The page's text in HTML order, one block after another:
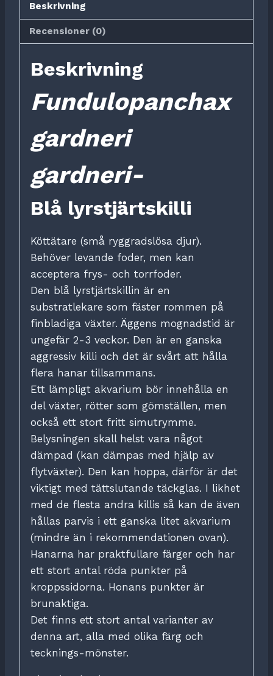
Beskrivning
Recensioner (0)
Beskrivning
Fundulopanchax
gardneri
gardneri-
Blå lyrstjärtskilli
Köttätare (små ryggradslösa djur).
Behöver levande foder, men kan
acceptera frys- och torrfoder.
Den blå lyrstjärtskillin är en
substratlekare som fäster rommen på
finbladiga växter. Äggens mognadstid är
ungefär 2-3 veckor. Den är en ganska
aggressiv killi och det är svårt att hålla
flera hanar tillsammans.
Ett lämpligt akvarium bör innehålla en
del växter, rötter som gömställen, men
också ett stort fritt simutrymme.
Belysningen skall helst vara något
dämpad (kan dämpas med hjälp av
flytväxter). Den kan hoppa, därför är det
viktigt med tättslutande täckglas. I likhet
med de flesta andra killis så kan de även
hållas parvis i ett ganska litet akvarium
(mindre än i rekommendationen ovan).
Hanarna har praktfullare färger och har
ett stort antal röda punkter på
kroppssidorna. Honans punkter är
brunaktiga.
Det finns ett stort antal varianter av
denna art, alla med olika färg och
tecknings-mönster.